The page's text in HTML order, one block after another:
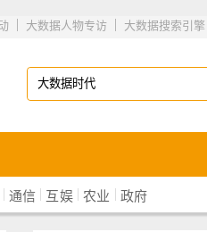
大数据搜索引擎
|
大数据人物专访
|
| 通信 | 互娱 | 农业 | 政府